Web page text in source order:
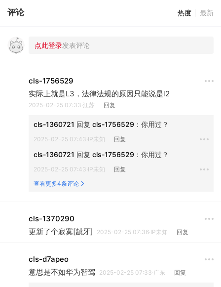
评论 热度 最新
cls-1756529
实际上就是L3，法律法规的原因只能说是l2
2025-02-25 07:33·江苏 回复
cls-1360721 回复 cls-1756529 ： 你用过？
2025-02-25 07:43·IP未知 回复
cls-1360721 回复 cls-1756529 ： 你用过？
2025-02-25 07:43·IP未知
回复
查看更多4条评论
cls-1370290
更新了个寂寞[龇牙]
2025-02-25 07:36·IP未知 回复
cls-d7apeo
意思是不如华为智驾
2025-02-25 07:33·广东 回复